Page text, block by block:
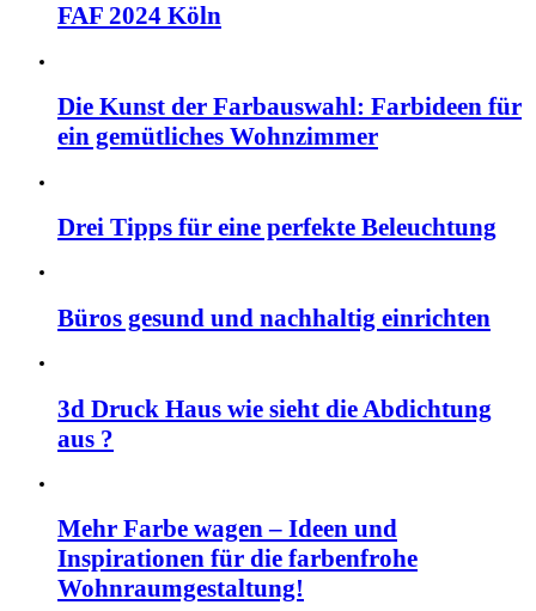
FAF 2024 Köln
Die Kunst der Farbauswahl: Farbideen für
ein gemütliches Wohnzimmer
Drei Tipps für eine perfekte Beleuchtung
Büros gesund und nachhaltig einrichten
3d Druck Haus wie sieht die Abdichtung
aus ?
Mehr Farbe wagen – Ideen und
Inspirationen für die farbenfrohe
Wohnraumgestaltung!